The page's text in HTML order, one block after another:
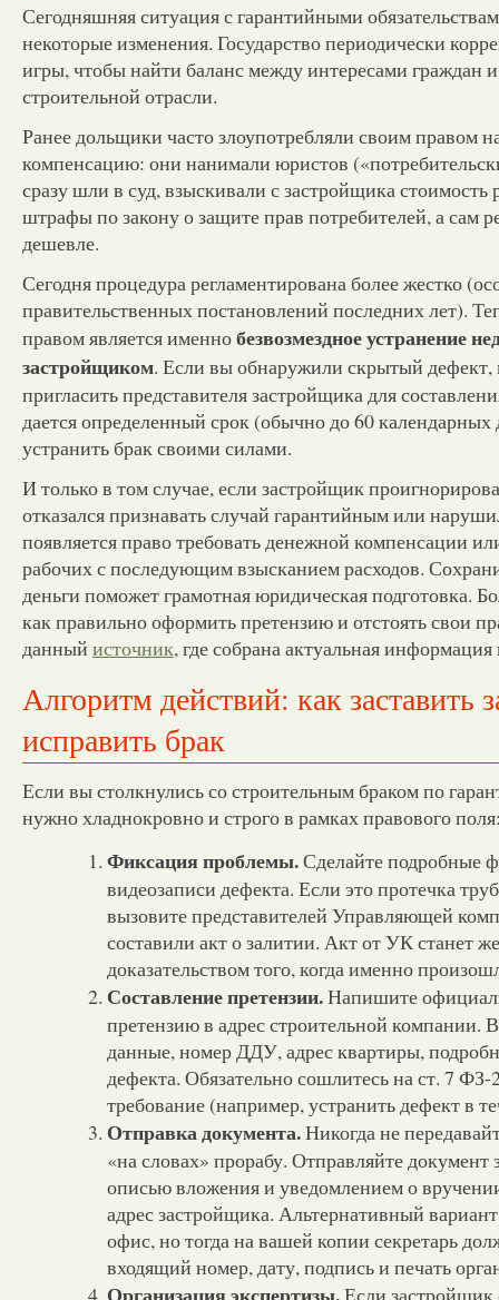
Сегодняшняя ситуация с гарантийными
некоторые изменения. Государство периодически
игры, чтобы найти баланс между интересами граждан
строительной отрасли.
Ранее дольщики часто злоупотребляли своим правом
компенсацию: они нанимали юристов
сразу шли в суд, взыскивали с застройщика стоимость
штрафы по закону о защите прав потребителей, а сам
дешевле.
Сегодня процедура регламентирована более жестко
правительственных постановлений последних лет).
правом является именнобезвозмездное устранение
застройщиком. Если вы обнаружили скрытый дефект,
пригласить представителя застройщика для
дается определенный срок (обычно до 60
устранить брак своими силами.
И только в том случае, если застройщик
отказался признавать случай гарантийным или
появляется право требовать денежной компенсации
рабочих с последующим взысканием расходов.
деньги поможет грамотная юридическая подготовка.
как правильно оформить претензию и отстоять свои
данный источник, где собрана актуальная информация
Алгоритм действий: как заставить
исправить брак
Если вы столкнулись со строительным браком по
нужно хладнокровно и строго в рамках правового
Фиксация проблемы.Сделайте подробные
видеозаписи дефекта. Если это протечка
вызовите представителей Управляющей
составили акт о залитии. Акт от УК станет
доказательством того, когда именно
Составление претензии.Напишите
претензию в адрес строительной компании.
данные, номер ДДУ, адрес квартиры,
дефекта. Обязательно сошлитесь на ст. 7
требование (например, устранить дефект в
Отправка документа.Никогда не
«на словах» прорабу. Отправляйте
описью вложения и уведомлением о
адрес застройщика. Альтернативный
офис, но тогда на вашей копии секретарь
входящий номер, дату, подпись и печать
Организация экспертизы.Если застройщик